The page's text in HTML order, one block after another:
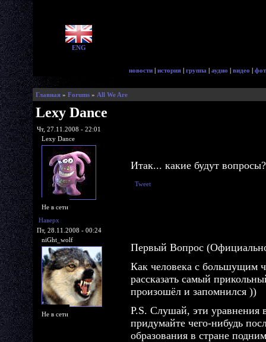
ENG
новости | история | группа | аудио | видео |
Главная » Forums » All We Are
Lexy Dance
Чт, 27.11.2008 - 22:01
Lexy Dance
Не в сети
Итак... какие будут
Tweet
Наверх
Пт, 28.11.2008 - 00:24
niGht_wolf
Не в сети
Первый Вопрос
Как человека с большущим
рассказать самый
произошёл и запомнился ))
P.S. Слушай, эти уравнения
придумайте чего-нибудь
образования в стране